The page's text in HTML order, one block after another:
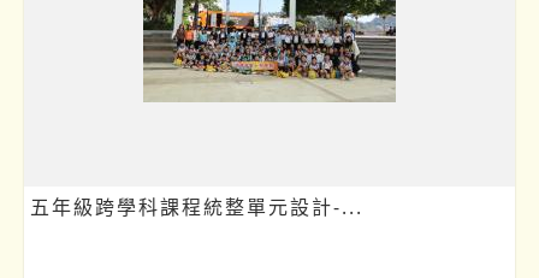
五年級跨學科課程統整單元設計-...